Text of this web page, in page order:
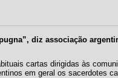
diz associação
cartas dirigidas às
em geral os sacerdotes